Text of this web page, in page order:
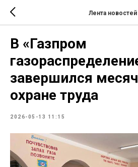
Лента новостей
В «Газпром
завершился
охране труда
2026-05-13 11:15